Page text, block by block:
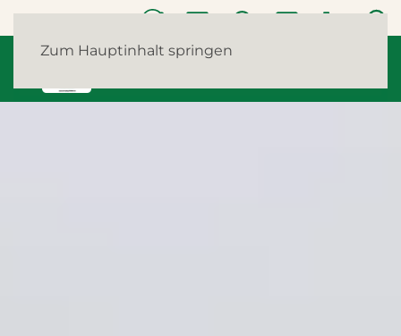
Zum Hauptinhalt springen